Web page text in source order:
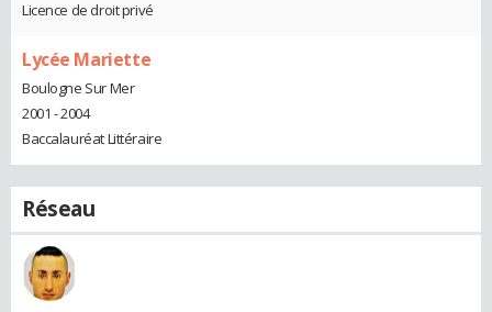
Licence de droit privé
Lycée Mariette
Boulogne Sur Mer
2001 - 2004
Baccalauréat Littéraire
Réseau